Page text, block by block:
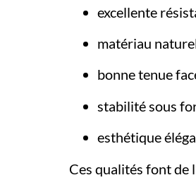
excellente
matériau
bonne tenue
stabilité sous
esthétique
Ces qualités font de